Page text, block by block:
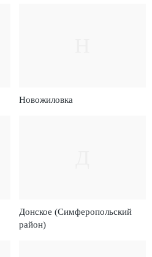
Новожиловка
Донское (Симферопольский
район)